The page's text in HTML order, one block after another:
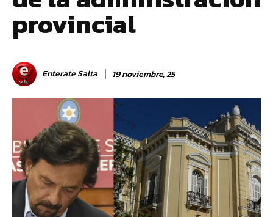
provincial
Enterate Salta 19 noviembre, 25